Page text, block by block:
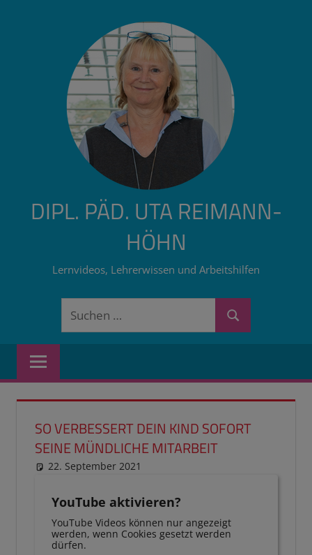
DIPL. PÄD. UTA REIMANN-
HÖHN
Lernvideos, Lehrerwissen und Arbeitshilfen
Suchen
Suchen
SO VERBESSERT DEIN KIND SOFORT
SEINE MÜNDLICHE MITARBEIT
22. September 2021
YouTube aktivieren?
YouTube Videos können nur angezeigt
werden, wenn Cookies gesetzt werden
dürfen.